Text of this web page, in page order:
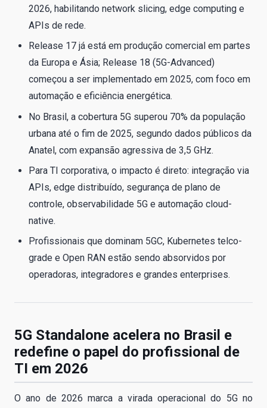
2026, habilitando network slicing, edge computing e
APIs de rede.
Release 17 já está em produção comercial em partes
da Europa e Ásia; Release 18 (5G-Advanced)
começou a ser implementado em 2025, com foco em
automação e eficiência energética.
No Brasil, a cobertura 5G superou 70% da população
urbana até o fim de 2025, segundo dados públicos da
Anatel, com expansão agressiva de 3,5 GHz.
Para TI corporativa, o impacto é direto: integração via
APIs, edge distribuído, segurança de plano de
controle, observabilidade 5G e automação cloud-
native.
Profissionais que dominam 5GC, Kubernetes telco-
grade e Open RAN estão sendo absorvidos por
operadoras, integradores e grandes enterprises.
5G Standalone acelera no Brasil e
redefine o papel do profissional de
TI em 2026
O ano de 2026 marca a virada operacional do 5G no